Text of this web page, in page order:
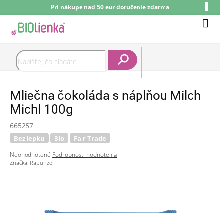
na
obsah
Pri nákupe nad 50 eur doručenie zdarma
Mliečna čokoláda s náplňou Milch
Michl 100g
665257
Bez lepku Bio Fair Trade
Priemerné
hodnotenie
Neohodnotené Podrobnosti hodnotenia
Značka: Rapunzel